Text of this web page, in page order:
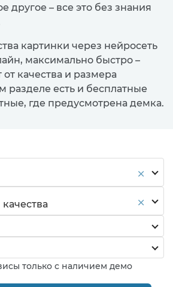
другое – все это без знания
картинки через нейросеть
максимально быстро –
от качества и размера
разделе есть и бесплатные
где предусмотрена демка.
только с наличием демо